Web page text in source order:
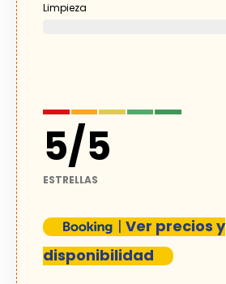
Limpieza
5/5
ESTRELLAS
| Ver precios y
disponibilidad